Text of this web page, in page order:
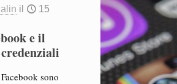
il
15
e il
sono